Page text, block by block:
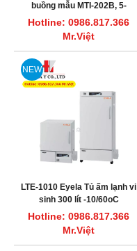
sinh bơm tiêm sắc ký
GC HAMILTON
Mr.Việt
buồng mẫu MTI-202B, 5-
50oC
Hotline: 0986.817.366
Mr.Việt
NEW
LTE-1010 Eyela Tủ ấm lạnh vi
sinh 300 lít -10/60oC
Hotline: 0986.817.366
Mr.Việt